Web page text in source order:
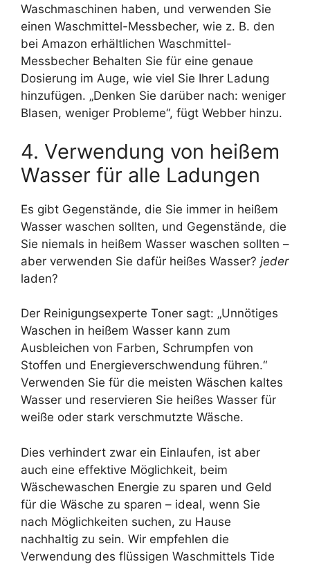
Waschmaschinen haben, und verwenden Sie
einen Waschmittel-Messbecher, wie z. B. den
bei Amazon erhältlichen Waschmittel-
Messbecher Behalten Sie für eine genaue
Dosierung im Auge, wie viel Sie Ihrer Ladung
hinzufügen. „Denken Sie darüber nach: weniger
Blasen, weniger Probleme“, fügt Webber hinzu.
4. Verwendung von heißem
Wasser für alle Ladungen
Es gibt Gegenstände, die Sie immer in heißem
Wasser waschen sollten, und Gegenstände, die
Sie niemals in heißem Wasser waschen sollten –
aber verwenden Sie dafür heißes Wasser? jeder
laden?
Der Reinigungsexperte Toner sagt: „Unnötiges
Waschen in heißem Wasser kann zum
Ausbleichen von Farben, Schrumpfen von
Stoffen und Energieverschwendung führen.“
Verwenden Sie für die meisten Wäschen kaltes
Wasser und reservieren Sie heißes Wasser für
weiße oder stark verschmutzte Wäsche.
Dies verhindert zwar ein Einlaufen, ist aber
auch eine effektive Möglichkeit, beim
Wäschewaschen Energie zu sparen und Geld
für die Wäsche zu sparen – ideal, wenn Sie
nach Möglichkeiten suchen, zu Hause
nachhaltig zu sein. Wir empfehlen die
Verwendung des flüssigen Waschmittels Tide